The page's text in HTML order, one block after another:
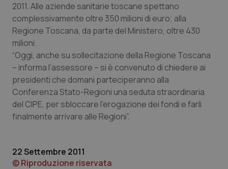
Emilia-Romagna
Friuli Venezia Giulia
Lazio
Liguria
Marche
Colesterolo & coronaropatie
Dermatite Atopica
Diabete & glucometri
Disturbi dell’umore
Donna & Salute
2011. Alle aziende sanitarie toscane spettano
complessivamente oltre 350 milioni di euro; alla
Regione Toscana, da parte del Ministero, oltre 430
milioni.
“Oggi, anche su sollecitazione della Regione Toscana
– informa l’assessore – si è convenuto di chiedere ai
presidenti che domani parteciperanno alla
Conferenza Stato-Regioni una seduta straordinaria
del CIPE, per sbloccare l’erogazione dei fondi e farli
finalmente arrivare alle Regioni”.
22 Settembre 2011
© Riproduzione riservata